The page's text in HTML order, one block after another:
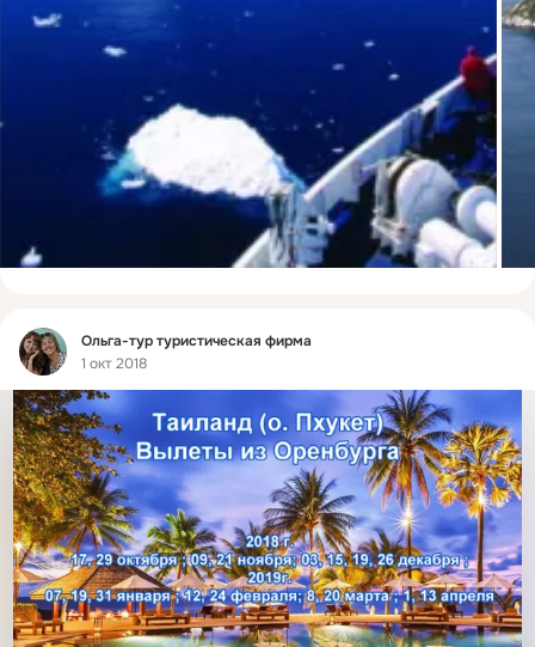
Фид
Ольга-тур туристическая фирма
1 окт 2018